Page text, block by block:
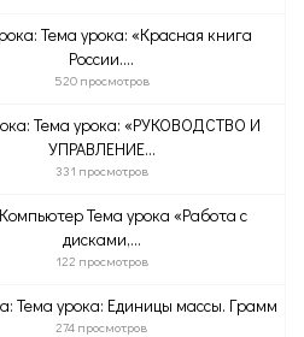
Тема урока: «Красная книга
России....
520 просмотров
Тема урока: «РУКОВОДСТВО И
УПРАВЛЕНИЕ...
331 просмотров
Тема урока «Работа с
дисками,...
122 просмотров
Тема урока: Единицы массы. Грамм
274 просмотров